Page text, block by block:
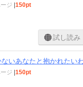
ジ 150pt
試し読み
ないあなたと抱かれたい
ジ 150pt